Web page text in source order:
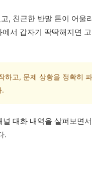
, 친근한 반말 톤이 어울
서 갑자기 딱딱해지면
하고, 문제 상황을 정확히
.
대화 내역을 살펴보면
.